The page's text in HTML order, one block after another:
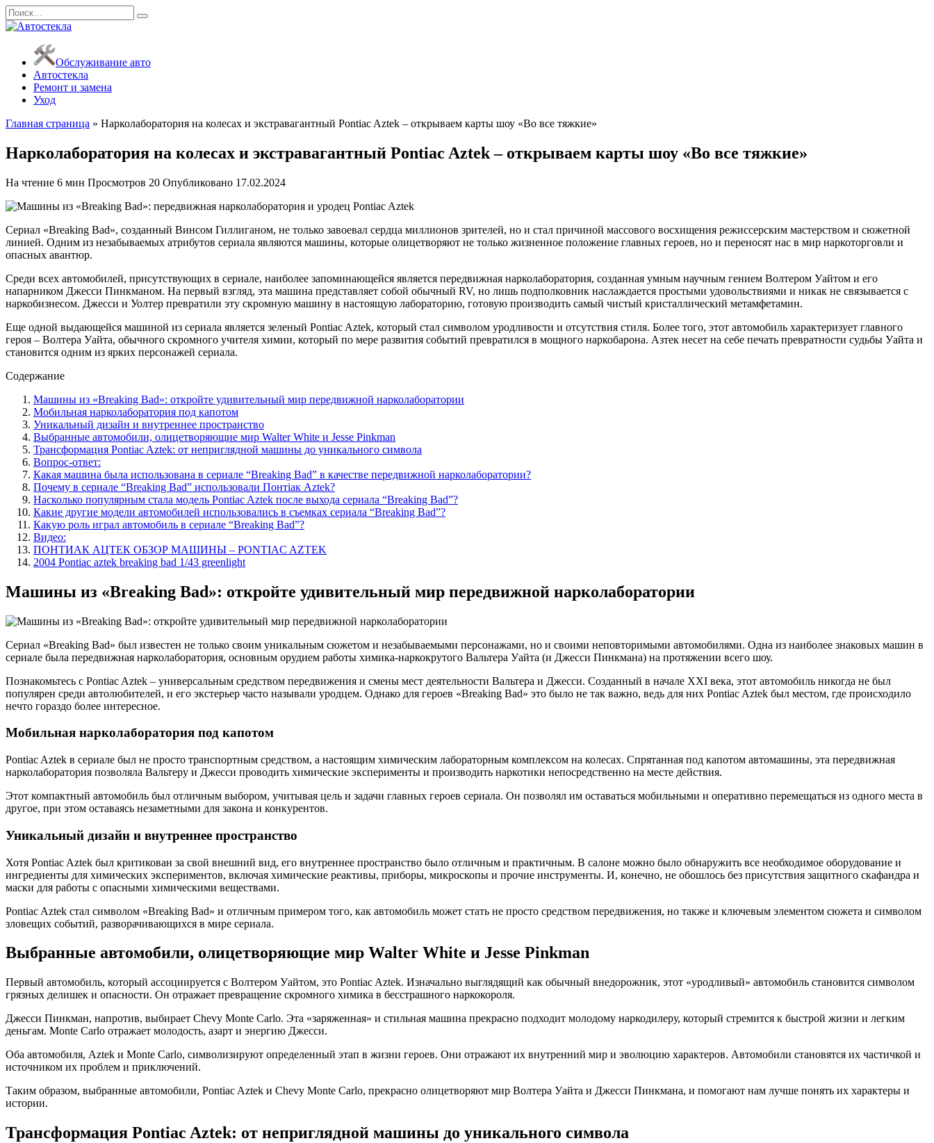
Перейти
к
Search
for:
Обслуживание авто
Автостекла
Ремонт и замена
Уход
Главная страница » Нарколаборатория на колесах и экстравагантный Pontiac Aztek – открываем карты шоу «Во все тяжкие»
Нарколаборатория на колесах и экстравагантный Pontiac Aztek – открываем карты шоу «Во все тяжкие»
На чтение 6 мин Просмотров 20 Опубликовано 17.02.2024
Сериал «Breaking Bad», созданный Винсом Гиллиганом, не только завоевал сердца миллионов зрителей, но и стал причиной массового восхищения режиссерским мастерством и сюжетной
линией. Одним из незабываемых атрибутов сериала являются машины, которые олицетворяют не только жизненное положение главных героев, но и переносят нас в мир наркоторговли и
опасных авантюр.
Среди всех автомобилей, присутствующих в сериале, наиболее запоминающейся является передвижная нарколаборатория, созданная умным научным гением Волтером Уайтом и его
напарником Джесси Пинкманом. На первый взгляд, эта машина представляет собой обычный RV, но лишь подполковник наслаждается простыми удовольствиями и никак не связывается с
наркобизнесом. Джесси и Уолтер превратили эту скромную машину в настоящую лабораторию, готовую производить самый чистый кристаллический метамфетамин.
Еще одной выдающейся машиной из сериала является зеленый Pontiac Aztek, который стал символом уродливости и отсутствия стиля. Более того, этот автомобиль характеризует главного
героя – Волтера Уайта, обычного скромного учителя химии, который по мере развития событий превратился в мощного наркобарона. Азтек несет на себе печать превратности судьбы Уайта и
становится одним из ярких персонажей сериала.
Содержание
Машины из «Breaking Bad»: откройте удивительный мир передвижной нарколаборатории
Мобильная нарколаборатория под капотом
Уникальный дизайн и внутреннее пространство
Выбранные автомобили, олицетворяющие мир Walter White и Jesse Pinkman
Трансформация Pontiac Aztek: от неприглядной машины до уникального символа
Вопрос-ответ:
Какая машина была использована в сериале “Breaking Bad” в качестве передвижной нарколаборатории?
Почему в сериале “Breaking Bad” использовали Понтіак Аztеk?
Насколько популярным стала модель Pontiac Aztek после выхода сериала “Breaking Bad”?
Какие другие модели автомобилей использовались в съемках сериала “Breaking Bad”?
Какую роль играл автомобиль в сериале “Breaking Bad”?
Видео:
ПОНТИАК АЦТЕК ОБЗОР МАШИНЫ – PONTIAC AZTEK
2004 Pontiac aztek breaking bad 1/43 greenlight
Машины из «Breaking Bad»: откройте удивительный мир передвижной нарколаборатории
Сериал «Breaking Bad» был известен не только своим уникальным сюжетом и незабываемыми персонажами, но и своими неповторимыми автомобилями. Одна из наиболее знаковых машин в
сериале была передвижная нарколаборатория, основным орудием работы химика-наркокрутого Вальтера Уайта (и Джесси Пинкмана) на протяжении всего шоу.
Познакомьтесь с Pontiac Aztek – универсальным средством передвижения и смены мест деятельности Вальтера и Джесси. Созданный в начале XXI века, этот автомобиль никогда не был
популярен среди автолюбителей, и его экстерьер часто называли уродцем. Однако для героев «Breaking Bad» это было не так важно, ведь для них Pontiac Aztek был местом, где происходило
нечто гораздо более интересное.
Мобильная нарколаборатория под капотом
Pontiac Aztek в сериале был не просто транспортным средством, а настоящим химическим лабораторным комплексом на колесах. Спрятанная под капотом автомашины, эта передвижная
нарколаборатория позволяла Вальтеру и Джесси проводить химические эксперименты и производить наркотики непосредственно на месте действия.
Этот компактный автомобиль был отличным выбором, учитывая цель и задачи главных героев сериала. Он позволял им оставаться мобильными и оперативно перемещаться из одного места в
другое, при этом оставаясь незаметными для закона и конкурентов.
Уникальный дизайн и внутреннее пространство
Хотя Pontiac Aztek был критикован за свой внешний вид, его внутреннее пространство было отличным и практичным. В салоне можно было обнаружить все необходимое оборудование и
ингредиенты для химических экспериментов, включая химические реактивы, приборы, микроскопы и прочие инструменты. И, конечно, не обошлось без присутствия защитного скафандра и
маски для работы с опасными химическими веществами.
Pontiac Aztek стал символом «Breaking Bad» и отличным примером того, как автомобиль может стать не просто средством передвижения, но также и ключевым элементом сюжета и символом
зловещих событий, разворачивающихся в мире сериала.
Выбранные автомобили, олицетворяющие мир Walter White и Jesse Pinkman
Первый автомобиль, который ассоциируется с Волтером Уайтом, это Pontiac Aztek. Изначально выглядящий как обычный внедорожник, этот «уродливый» автомобиль становится символом
грязных делишек и опасности. Он отражает превращение скромного химика в бесстрашного наркокороля.
Джесси Пинкман, напротив, выбирает Chevy Monte Carlo. Эта «заряженная» и стильная машина прекрасно подходит молодому наркодилеру, который стремится к быстрой жизни и легким
деньгам. Monte Carlo отражает молодость, азарт и энергию Джесси.
Оба автомобиля, Aztek и Monte Carlo, символизируют определенный этап в жизни героев. Они отражают их внутренний мир и эволюцию характеров. Автомобили становятся их частичкой и
источником их проблем и приключений.
Таким образом, выбранные автомобили, Pontiac Aztek и Chevy Monte Carlo, прекрасно олицетворяют мир Волтера Уайта и Джесси Пинкмана, и помогают нам лучше понять их характеры и
истории.
Трансформация Pontiac Aztek: от неприглядной машины до уникального символа